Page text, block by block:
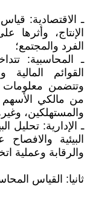
ـ الاقتصادية:
الإنتاج، وأثرها
الفرد والمجتمع؛
ـ المحاسبية:
القوائم
وتتضمن معلومات
من مالكي الأسهم
والمستهلكين،
ـ الإدارية: تحليل
البيئية
والرقابة وعملية
ثانيا: القياس